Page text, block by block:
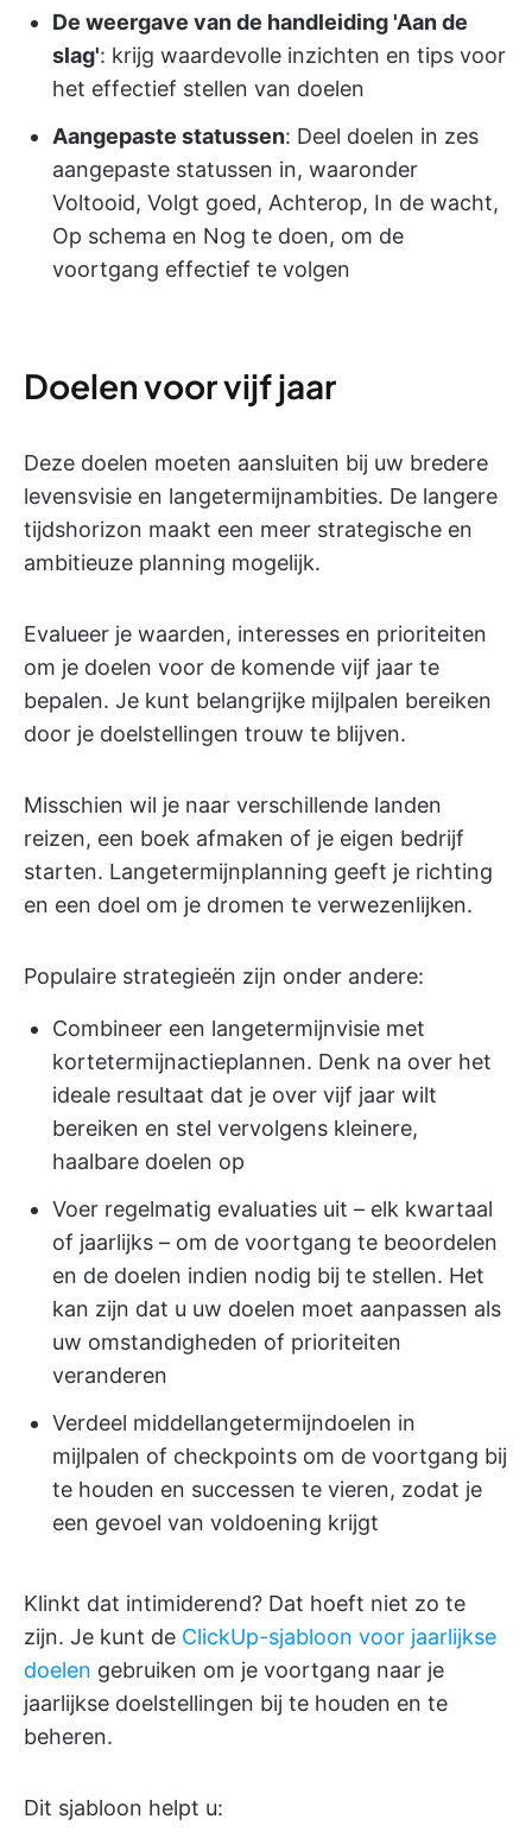
De weergave van de handleiding 'Aan de
slag': krijg waardevolle inzichten en tips voor
het effectief stellen van doelen
Aangepaste statussen: Deel doelen in zes
aangepaste statussen in, waaronder
Voltooid, Volgt goed, Achterop, In de wacht,
Op schema en Nog te doen, om de
voortgang effectief te volgen
Doelen voor vijf jaar
Deze doelen moeten aansluiten bij uw bredere
levensvisie en langetermijnambities. De langere
tijdshorizon maakt een meer strategische en
ambitieuze planning mogelijk.
Evalueer je waarden, interesses en prioriteiten
om je doelen voor de komende vijf jaar te
bepalen. Je kunt belangrijke mijlpalen bereiken
door je doelstellingen trouw te blijven.
Misschien wil je naar verschillende landen
reizen, een boek afmaken of je eigen bedrijf
starten. Langetermijnplanning geeft je richting
en een doel om je dromen te verwezenlijken.
Populaire strategieën zijn onder andere:
Combineer een langetermijnvisie met
kortetermijnactieplannen. Denk na over het
ideale resultaat dat je over vijf jaar wilt
bereiken en stel vervolgens kleinere,
haalbare doelen op
Voer regelmatig evaluaties uit – elk kwartaal
of jaarlijks – om de voortgang te beoordelen
en de doelen indien nodig bij te stellen. Het
kan zijn dat u uw doelen moet aanpassen als
uw omstandigheden of prioriteiten
veranderen
Verdeel middellangetermijndoelen in
mijlpalen of checkpoints om de voortgang bij
te houden en successen te vieren, zodat je
een gevoel van voldoening krijgt
Klinkt dat intimiderend? Dat hoeft niet zo te
zijn. Je kunt de ClickUp-sjabloon voor jaarlijkse
doelen gebruiken om je voortgang naar je
jaarlijkse doelstellingen bij te houden en te
beheren.
Dit sjabloon helpt u: